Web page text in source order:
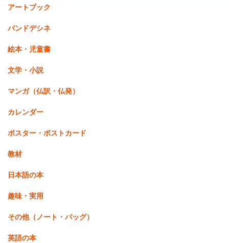
アートブック
バンドデシネ
絵本・児童書
文学・小説
マンガ（仏訳・仏発）
カレンダー
ポスター・ポストカード
教材
日本語の本
趣味・実用
その他（ノート・バッグ）
英語の本